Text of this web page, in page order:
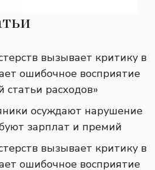
вызывает критику в
ошибочное восприятие
статьи расходов»
осуждают нарушение
зарплат и премий
вызывает критику в
ошибочное восприятие